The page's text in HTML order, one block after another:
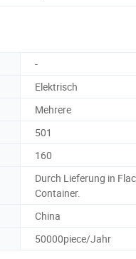
-
Elektrisch
Mehrere
501
160
Durch Lieferung in
Container.
China
50000piece/Jahr